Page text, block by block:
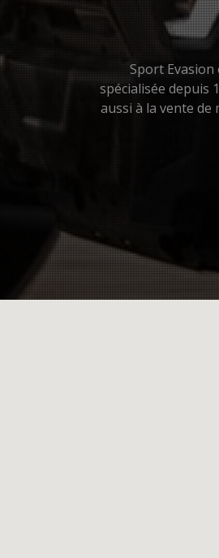
Sport Evasion
spécialisée depuis
aussi à la vente de